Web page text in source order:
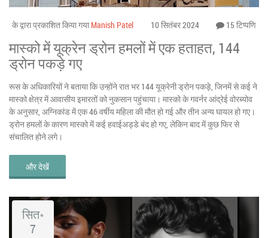
के द्वारा प्रकाशित किया गया Manish Patel 10 सितंबर 2024 15 टिप्पणि
मास्को में यूक्रेन ड्रोन हमलों में एक हताहत, 144
ड्रोन पकड़े गए
रूस के अधिकारियों ने बताया कि उन्होंने रात भर 144 यूक्रेनी ड्रोन पकड़े, जिनमें से कई ने
मास्को क्षेत्र में आवासीय इमारतों को नुकसान पहुंचाया। मास्को के गवर्नर आंद्रेई वोरब्योव
के अनुसार, अग्निकांड में एक 46 वर्षीय महिला की मौत हो गई और तीन अन्य घायल हो गए।
ड्रोन हमलों के कारण मास्को में कई हवाईअड्डे बंद हो गए, लेकिन बाद में कुछ फिर से
संचालित होने लगे।
और देखें
सित॰
7